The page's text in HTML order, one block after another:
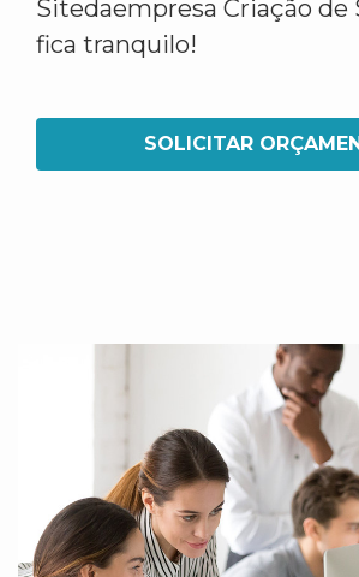
Sitedaempresa Criação de
fica tranquilo!
SOLICITAR